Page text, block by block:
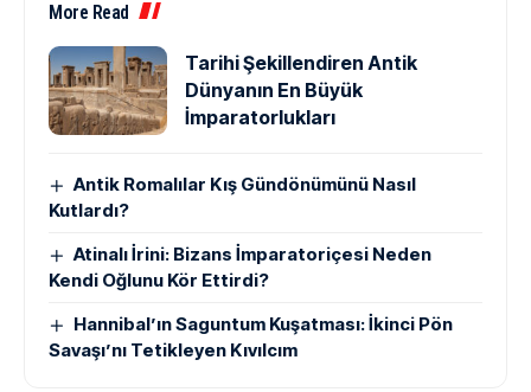
More Read
Tarihi Şekillendiren Antik
Dünyanın En Büyük
İmparatorlukları
Antik Romalılar Kış Gündönümünü Nasıl
Kutlardı?
Atinalı İrini: Bizans İmparatoriçesi Neden
Kendi Oğlunu Kör Ettirdi?
Hannibal’ın Saguntum Kuşatması: İkinci Pön
Savaşı’nı Tetikleyen Kıvılcım